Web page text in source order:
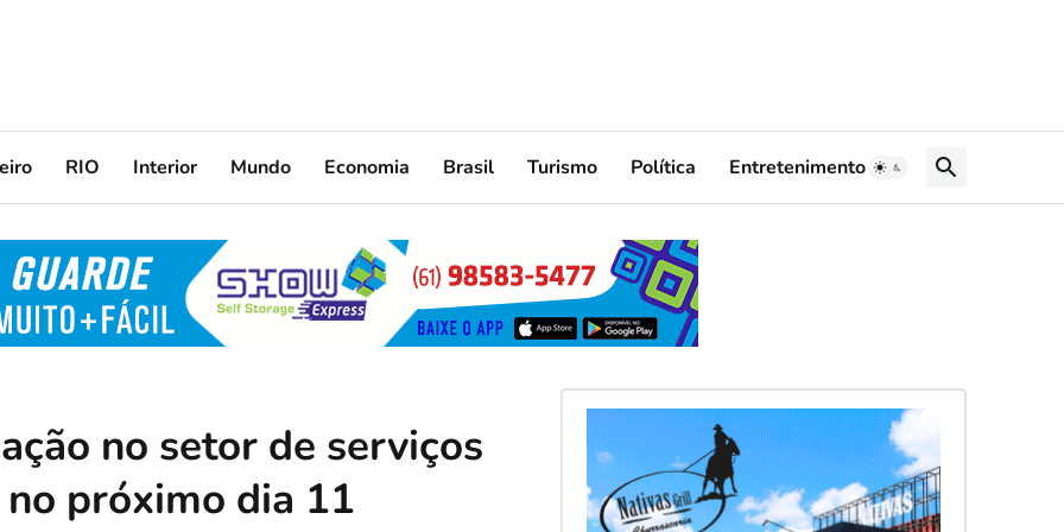
RIO Interior Mundo Economia Brasil Turismo Política Entretenimento
no setor de serviços
próximo dia 11